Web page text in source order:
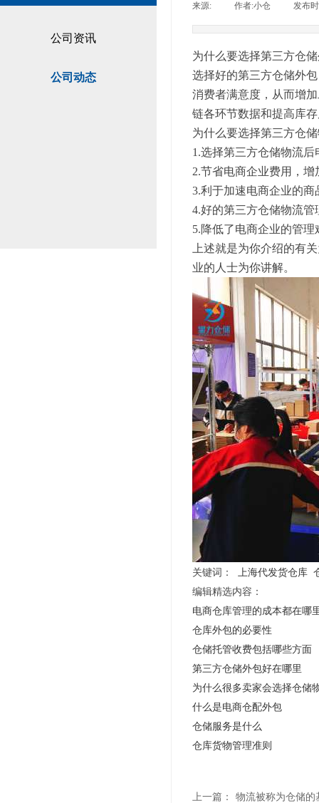
公司资讯
公司动态
来源: 作者:小仓 发布
为什么要选择第三方仓
选择好的第三方仓储外
消费者满意度，从而增
链各环节数据和提高库
为什么要选择第三方仓
1.选择第三方仓储物流
2.节省电商企业费用，
3.利于加速电商企业的
4.好的第三方仓储物流
5.降低了电商企业的管
上述就是为你介绍的有
业的人士为你讲解。
关键词： 上海代发货仓库
编辑精选内容：
电商仓库管理的成本都在哪
仓库外包的必要性
仓储托管收费包括哪些方面
第三方仓储外包好在哪里
为什么很多卖家会选择仓储
什么是电商仓配外包
仓储服务是什么
仓库货物管理准则
上一篇：
物流被称为仓储的